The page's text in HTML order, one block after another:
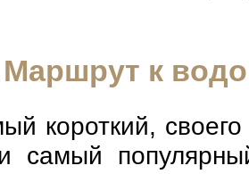
Маршрут к
короткий,
самый